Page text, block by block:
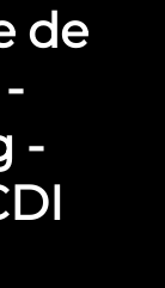
de
-